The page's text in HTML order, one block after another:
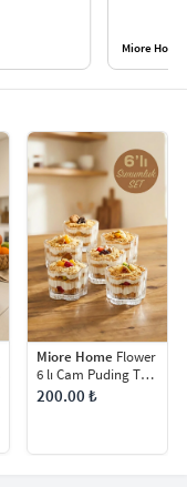
Miore Home
Miore Home Flower
6 lı Cam Puding Tatlı
Dondurma
200.00 ₺